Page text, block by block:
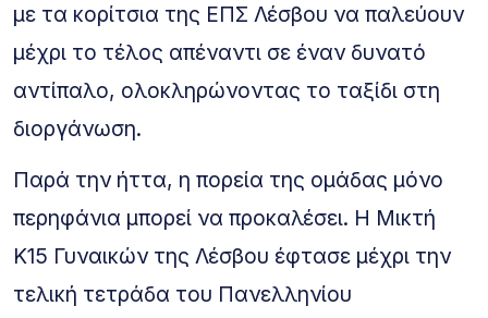
με τα κορίτσια της ΕΠΣ Λέσβου να παλεύουν
μέχρι το τέλος απέναντι σε έναν δυνατό
αντίπαλο, ολοκληρώνοντας το ταξίδι στη
διοργάνωση.
Παρά την ήττα, η πορεία της ομάδας μόνο
περηφάνια μπορεί να προκαλέσει. Η Μικτή
Κ15 Γυναικών της Λέσβου έφτασε μέχρι την
τελική τετράδα του Πανελληνίου